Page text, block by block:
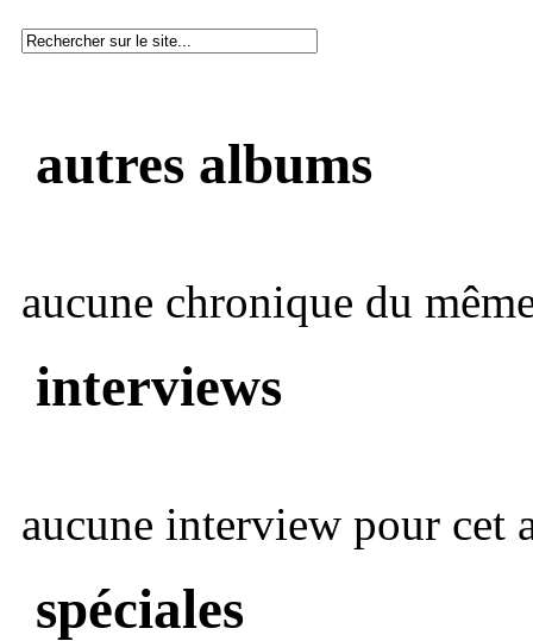
autres albums
aucune chronique du
interviews
aucune interview pour cet
spéciales